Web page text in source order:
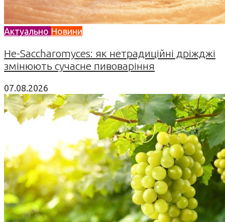
Актуально Новини
Не-Saccharomyces: як нетрадиційні дріжджі
змінюють сучасне пивоваріння
07.08.2026